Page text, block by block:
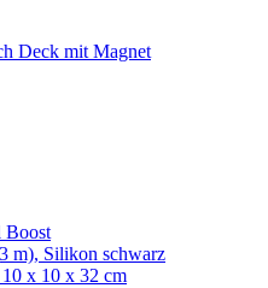
Deck mit Magnet
Boost
m), Silikon schwarz
x 10 x 32 cm